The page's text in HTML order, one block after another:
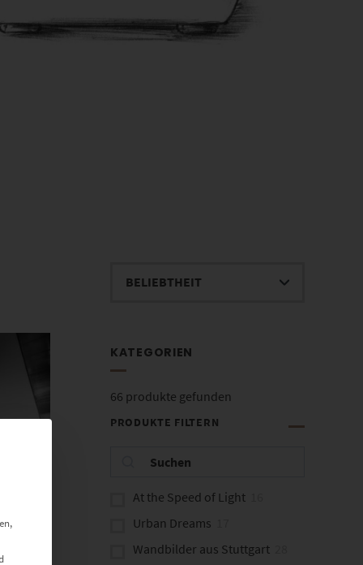
KATEGORIEN
66 produkte gefunden
PRODUKTE FILTERN
At the Speed of Light
Urban Dreams
Wandbilder aus Stuttgart